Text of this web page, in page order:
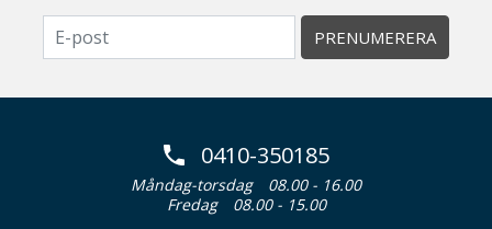
PRENUMERERA
0410-350185
Måndag-torsdag
08.00 - 16.00
Fredag
08.00 - 15.00